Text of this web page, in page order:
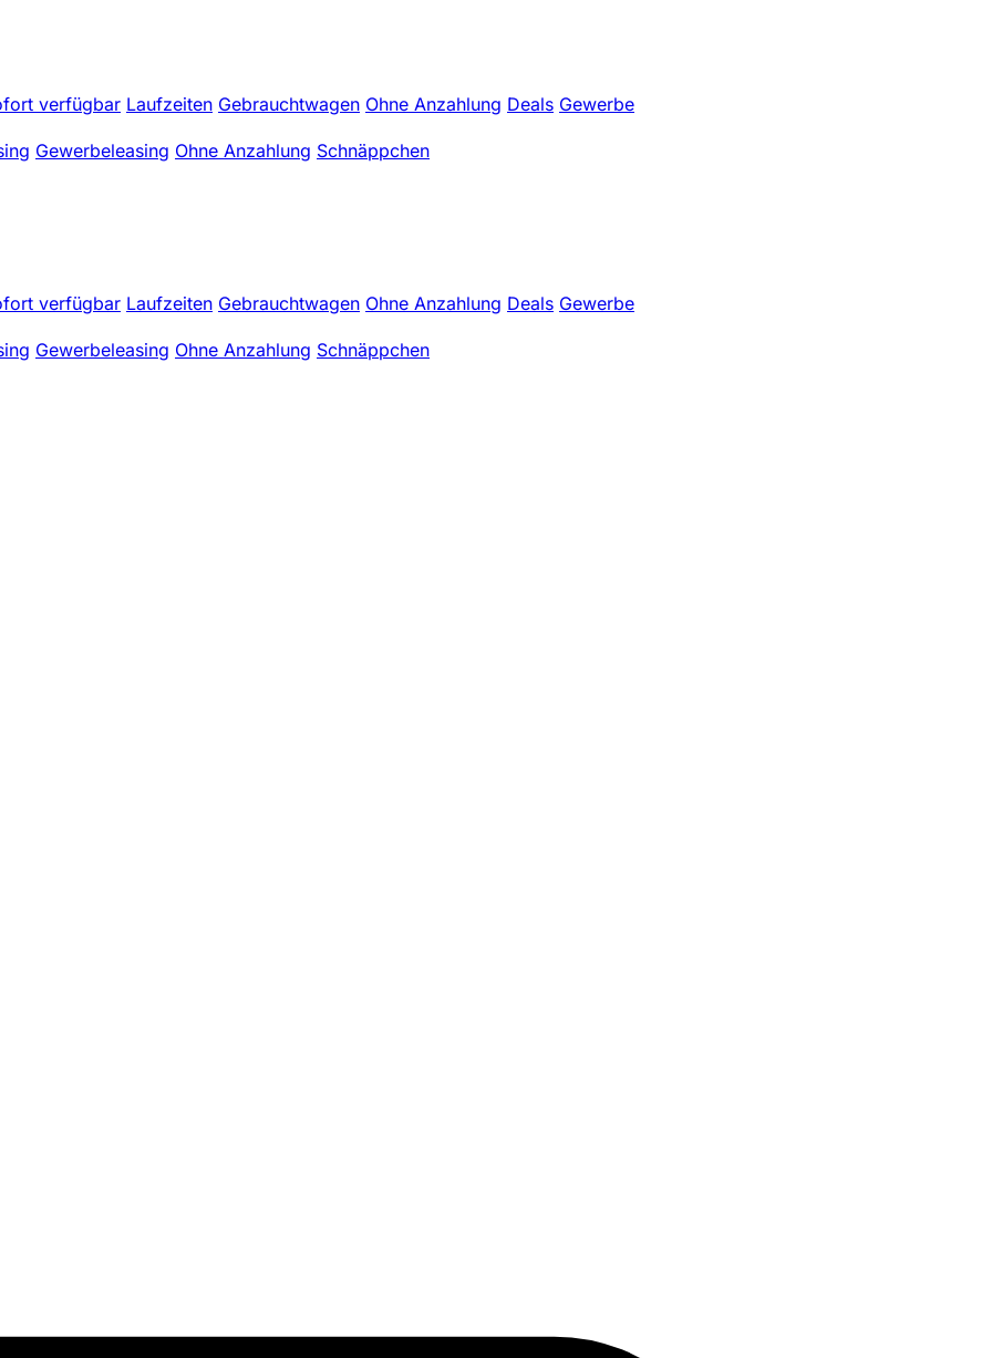
verfügbar Laufzeiten Gebrauchtwagen Ohne Anzahlung Deals Gewerbe
Gewerbeleasing Ohne Anzahlung Schnäppchen
verfügbar Laufzeiten Gebrauchtwagen Ohne Anzahlung Deals Gewerbe
Gewerbeleasing Ohne Anzahlung Schnäppchen